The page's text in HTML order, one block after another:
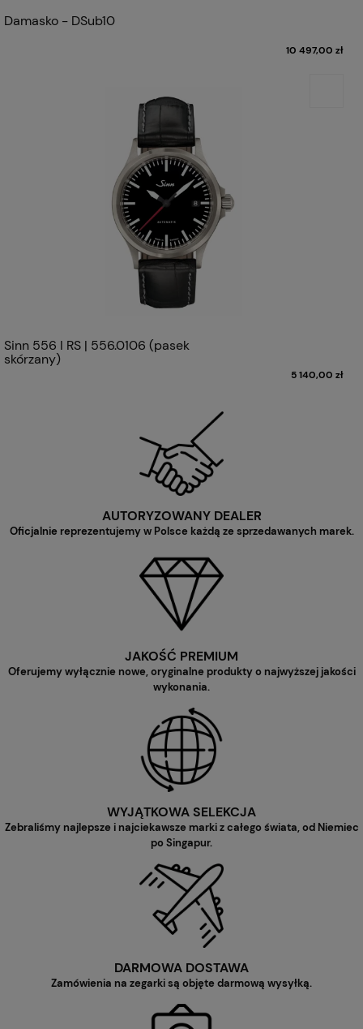
Damasko - DSub10
10 497,00 zł
Sinn 556 I RS | 556.0106 (pasek
skórzany)
5 140,00 zł
AUTORYZOWANY DEALER
Oficjalnie reprezentujemy w Polsce każdą ze sprzedawanych marek.
JAKOŚĆ PREMIUM
Oferujemy wyłącznie nowe, oryginalne produkty o najwyższej jakości
wykonania.
WYJĄTKOWA SELEKCJA
Zebraliśmy najlepsze i najciekawsze marki z całego świata, od Niemiec
po Singapur.
DARMOWA DOSTAWA
Zamówienia na zegarki są objęte darmową wysyłką.